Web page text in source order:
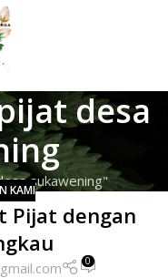
desa
sukawening"
KAMI
Pijat dengan
0